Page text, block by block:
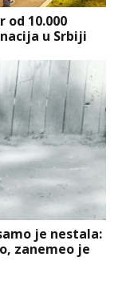
od 10.000
u Srbiji
je nestala:
zanemeo je